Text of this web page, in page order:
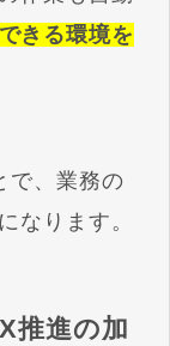
きる環境を
で、業務の
なります。
推進の加